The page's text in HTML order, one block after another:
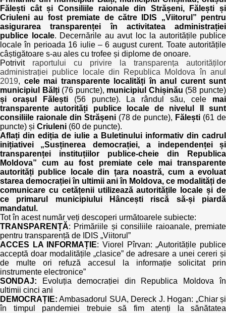
Fălești cât și Consiliile raionale din Strășeni, Fălești și
Criuleni au fost premiate de către IDIS „Viitorul” pentru
asigurarea transparenței în activitatea administrației
publice locale. Decernările au avut loc la autoritățile publice
locale în perioada 16 iulie – 6 august curent. Toate autoritățile
câștigătoare s-au ales cu trofee și diplome de onoare.
Potrivit raportului cu privire la transparența autorităților
administrației publice locale din Republica Moldova în anul
2019, cele mai transparente localități în anul curent sunt
municipiul Bălți(76 puncte), municipiul Chișinău (58 puncte)
și
orașul Fălești(56 puncte). La rândul său, cele mai
transparente autorități publice locale de nivelul II sunt
consiliile raionale din Strășeni(78 de puncte), Fălești (61 de
puncte) și Criuleni (60 de puncte).
Aflați din ediția de iulie a Buletinului informativ din cadrul
inițiativei „Susținerea democrației, a independenței și
transparenței instituțiilor publice-cheie din Republica
Moldova” cum au fost premiate cele mai transparente
autorități publice locale din țara noastră, cum a evoluat
starea democrației în ultimii ani în Moldova, ce modalități de
comunicare cu cetățenii utilizează autoritățile locale și de
ce primarul municipiului Hâncești riscă să-și piardă
mandatul.
Tot în acest număr veți descoperi următoarele subiecte:
TRANSPARENȚĂ: Primăriile și consiliile raioanale, premiate
pentru transparență de IDIS „Viitorul”
ACCES LA INFORMAȚIE: Viorel Pîrvan: „Autoritățile publice
acceptă doar modalitățile „clasice” de adresare a unei cereri și
de multe ori refuză accesul la informație solicitat prin
instrumente electronice”
SONDAJ: Evoluția democrației din Republica Moldova în
ultimii cinci ani
DEMOCRAȚIE: Ambasadorul SUA, Dereck J. Hogan: „Chiar și
în timpul pandemiei trebuie să fim atenți la sănătatea